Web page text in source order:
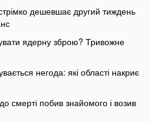
дешевшає другий тиждень
ядерну зброю? Тривожне
негода: які області накриє
смерті побив знайомого і возив